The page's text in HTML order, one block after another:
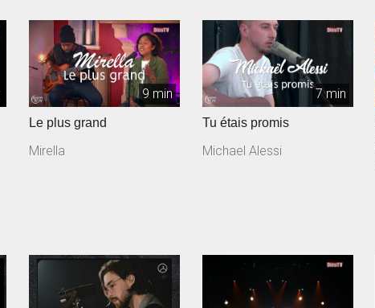
9 min
Le plus grand
Mirella
7 min
Tu étais promis
Michael Alessi